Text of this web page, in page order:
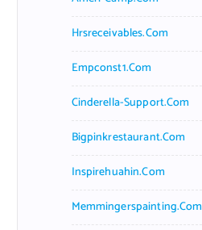
Hrsreceivables.com
Empconst1.com
Cinderella-Support.com
Bigpinkrestaurant.com
Inspirehuahin.com
Memmingerspainting.com